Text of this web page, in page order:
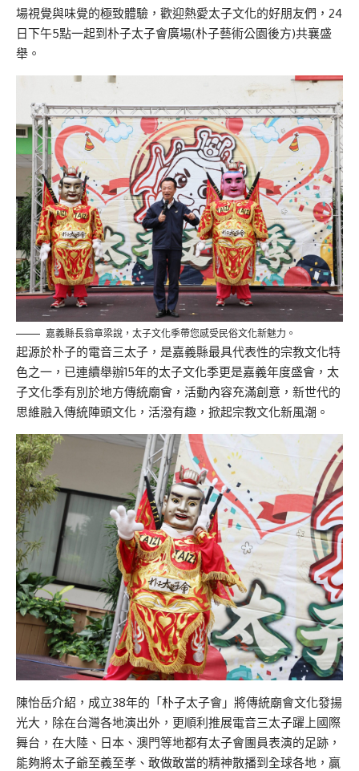
場視覺與味覺的極致體驗，歡迎熱愛太子文化的好朋友們，24
日下午5點一起到朴子太子會廣場(朴子藝術公園後方)共襄盛
舉。
嘉義縣長翁章梁說，太子文化季帶您感受民俗文化新魅力。
起源於朴子的電音三太子，是嘉義縣最具代表性的宗教文化特
色之一，已連續舉辦15年的太子文化季更是嘉義年度盛會，太
子文化季有別於地方傳統廟會，活動內容充滿創意，新世代的
思維融入傳統陣頭文化，活潑有趣，掀起宗教文化新風潮。
陳怡岳介紹，成立38年的「朴子太子會」將傳統廟會文化發揚
光大，除在台灣各地演出外，更順利推展電音三太子躍上國際
舞台，在大陸、日本、澳門等地都有太子會團員表演的足跡，
能夠將太子爺至義至孝、敢做敢當的精神散播到全球各地，贏